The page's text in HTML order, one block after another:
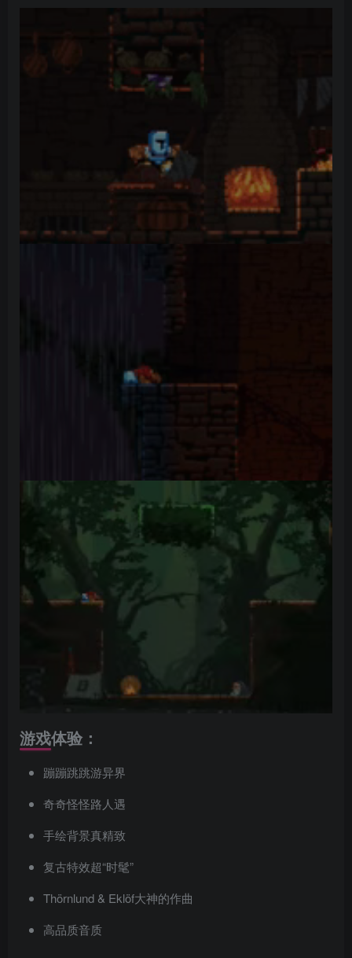
游戏体验：
蹦蹦跳跳游异界
奇奇怪怪路人遇
手绘背景真精致
复古特效超“时髦”
Thörnlund & Eklöf大神的作曲
高品质音质